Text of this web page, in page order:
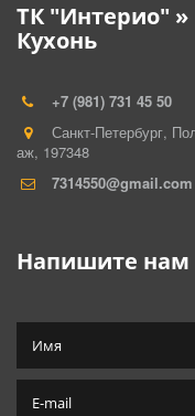
ТК "Интерио" »
Кухонь
+7 (981) 731 45 50
Санкт-Петербург,
аж, 197348
7314550@gmail.com
Напишите нам